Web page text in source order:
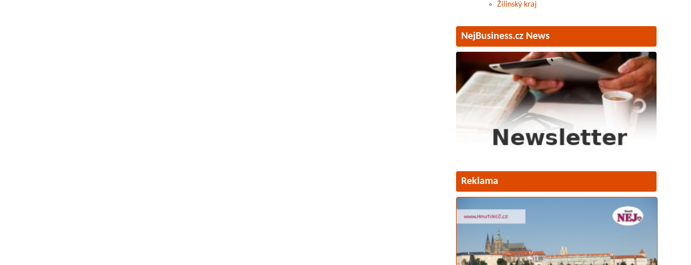
Žilinský kraj
NejBusiness.cz News
Reklama